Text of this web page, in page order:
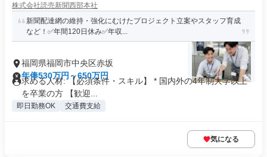
株式会社読売新聞西部本社
新聞配達網の維持・強化にむけたプロジェクト立案やスタッフ育成
など！✅年間120日休み✅年収...
福岡県福岡市中央区赤坂
年俸530万円～650万円
求める人材: 【必須条件・スキル】 * 国内外の4年制大学以上
を卒業の方 【歓迎...
即日勤務OK 交通費支給
気になる